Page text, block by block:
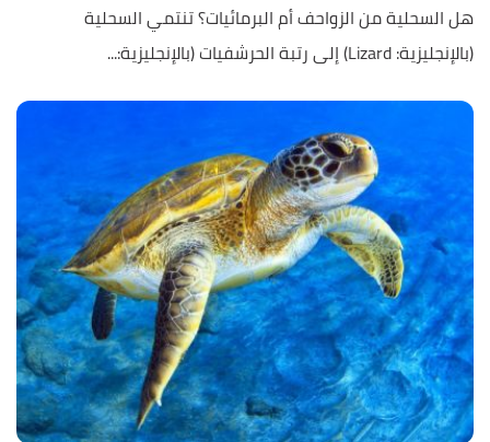
هل السحلية من الزواحف أم البرمائيات؟ تنتمي السحلية
(بالإنجليزية: Lizard) إلى رتبة الحرشفيات (بالإنجليزية:...